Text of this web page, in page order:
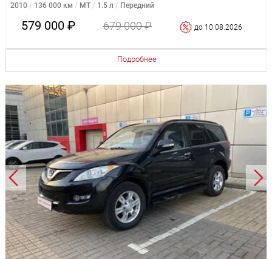
2010 136 000 км MT 1.5 л Передний
579 000 ₽ 679 000 ₽ до 10.08.2026
Подробнее